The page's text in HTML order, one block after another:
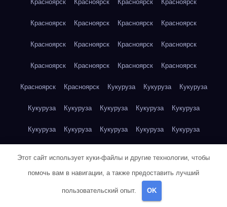
Красноярск Красноярск Красноярск Красноярск
Красноярск Красноярск Красноярск Красноярск
Красноярск Красноярск Красноярск Красноярск
Красноярск Красноярск Красноярск Красноярск
Красноярск Красноярск Кукуруза Кукуруза Кукуруза
Кукуруза Кукуруза Кукуруза Кукуруза Кукуруза
Кукуруза Кукуруза Кукуруза Кукуруза Кукуруза
Куриная грудка Куриная грудка Куриная грудка
Куриная грудка Куриная грудка Куриная грудка
Этот сайт использует куки-файлы и другие технологии, чтобы
помочь вам в навигации, а также предоставить лучший
пользовательский опыт. OK